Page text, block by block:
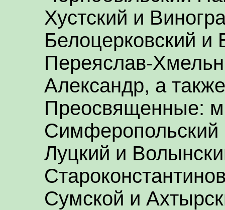
Хустский и
Белоцерковский и
Переяслав-
Александр, а
Преосвященные:
Симферопольский
Луцкий и
Сумской и